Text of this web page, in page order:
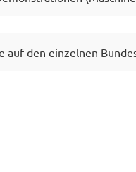
auf den einzelnen